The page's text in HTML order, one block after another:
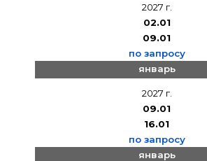
2027 г.
02.01
09.01
по запросу
январь
2027 г.
09.01
16.01
по запросу
январь